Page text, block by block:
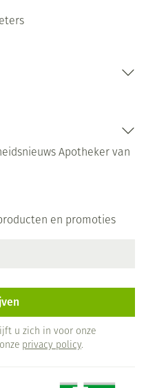
Apotheker van
en promoties
u zich in voor onze
privacy policy.